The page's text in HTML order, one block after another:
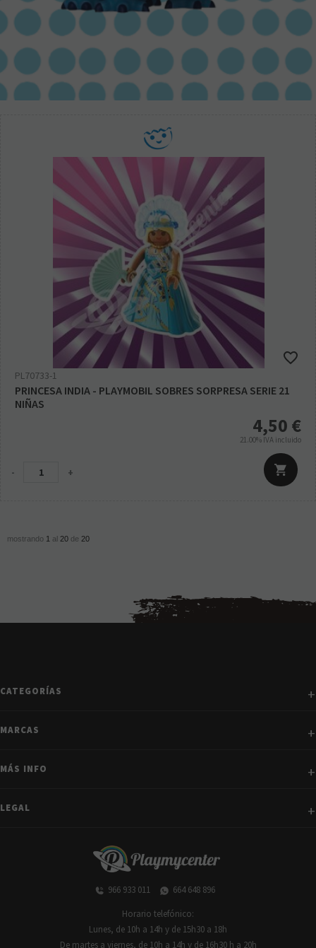
PL70733-1
PRINCESA INDIA - PLAYMOBIL SOBRES SORPRESA SERIE 21
NIÑAS
4,50 €
21.00% IVA incluido
- +
mostrando 1 al 20 de 20
CATEGORÍAS
MARCAS
MÁS INFO
LEGAL
966 933 011 664 648 896
Horario telefónico:
Lunes, de 10h a 14h y de 15h30 a 18h
De martes a viernes, de 10h a 14h y de 16h30 h a 20h